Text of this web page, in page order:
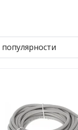
популярности